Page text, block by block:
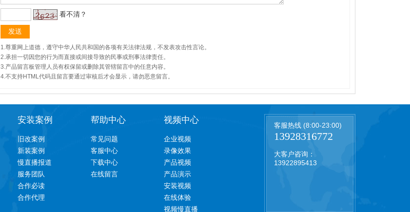
看不清？
1.尊重网上道德，遵守中华人民共和国的各项有关法律法规，不发表攻击性言论。
2.承担一切因您的行为而直接或间接导致的民事或刑事法律责任。
3.产品留言板管理人员有权保留或删除其管辖留言中的任意内容。
4.不支持HTML代码且留言要通过审核后才会显示，请勿恶意留言。
安装案例
旧改案例
新装案例
慢直播报道
服务团队
合作必读
合作代理
帮助中心
常见问题
客服中心
下载中心
在线留言
视频中心
企业视频
录像效果
产品视频
产品演示
安装视频
在线体验
视频慢直播
客服热线 (8:00-23:00)
13928316772
大客户咨询：
13922895413